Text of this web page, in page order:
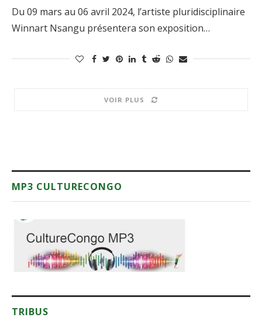
Du 09 mars au 06 avril 2024, l’artiste pluridisciplinaire
Winnart Nsangu présentera son exposition…
VOIR PLUS
MP3 CULTURECONGO
TRIBUS